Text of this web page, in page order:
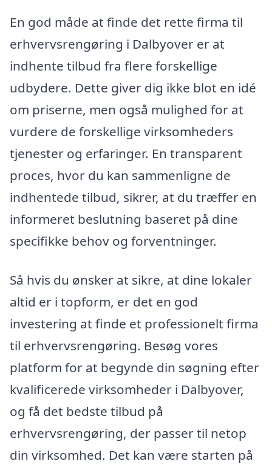
En god måde at finde det rette firma til
erhvervsrengøring i Dalbyover er at
indhente tilbud fra flere forskellige
udbydere. Dette giver dig ikke blot en idé
om priserne, men også mulighed for at
vurdere de forskellige virksomheders
tjenester og erfaringer. En transparent
proces, hvor du kan sammenligne de
indhentede tilbud, sikrer, at du træffer en
informeret beslutning baseret på dine
specifikke behov og forventninger.
Så hvis du ønsker at sikre, at dine lokaler
altid er i topform, er det en god
investering at finde et professionelt firma
til erhvervsrengøring. Besøg vores
platform for at begynde din søgning efter
kvalificerede virksomheder i Dalbyover,
og få det bedste tilbud på
erhvervsrengøring, der passer til netop
din virksomhed. Det kan være starten på